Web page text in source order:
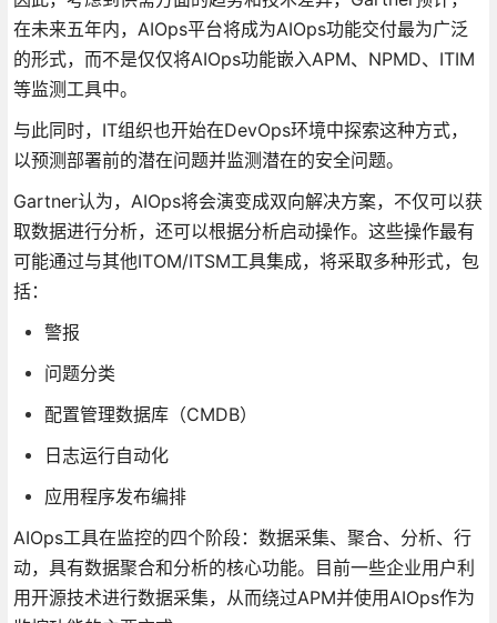
在未来五年内，AIOps平台将成为AIOps功能交付最为广泛
的形式，而不是仅仅将AIOps功能嵌入APM、NPMD、ITIM
等监测工具中。
与此同时，IT组织也开始在DevOps环境中探索这种方式，
以预测部署前的潜在问题并监测潜在的安全问题。
Gartner认为，AIOps将会演变成双向解决方案，不仅可以获
取数据进行分析，还可以根据分析启动操作。这些操作最有
可能通过与其他ITOM/ITSM工具集成，将采取多种形式，包
括：
警报
问题分类
配置管理数据库（CMDB）
日志运行自动化
应用程序发布编排
AIOps工具在监控的四个阶段：数据采集、聚合、分析、行
动，具有数据聚合和分析的核心功能。目前一些企业用户利
用开源技术进行数据采集，从而绕过APM并使用AIOps作为